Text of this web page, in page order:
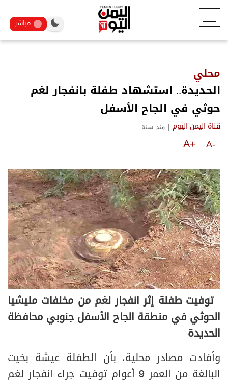
مباشر
محلي
الحديدة.. استشهاد طفلة بانفجار لغم
حوثي في الجاح الأسفل
قناة اليمن اليوم | منذ سنة
A-
A+
توفيت طفلة إثر انفجار لغم من مخلفات مليشيا
الحوثي في منطقة الجاح الأسفل جنوبي محافظة
الحديدة
وأفادت مصادر محلية، بأن الطفلة عيشة بخيت
البالغة من العمر 9 أعوام توفيت جراء انفجار لغم